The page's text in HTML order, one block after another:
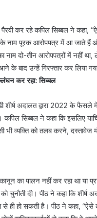
कर रहे कपिल सिब्बल ने कहा,
नाम पूरक आरोपपत्र में आ जाते हैं
दो-तीन आरोपपत्रों में नहीं
के बाद उन्हें गिरफ्तार कर लिया
कर रहा: सिब्बल
शीर्ष अदालत द्वारा 2022 के
कपिल सिब्बल ने कहा कि इसलिए
भी व्यक्ति को तलब करने,
का पालन नहीं कर रहा था या
को चुनौती दी। पीठ ने कहा कि
हो सकती है। पीठ ने कहा,